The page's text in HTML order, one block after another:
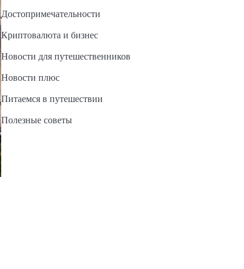
Достопримечательности
Криптовалюта и бизнес
Новости для путешественников
Новости плюс
Питаемся в путешествии
Полезные советы